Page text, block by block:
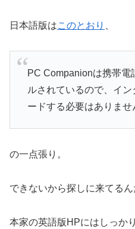
日本語版はこのとおり
PC Companionは携帯電
ルされているので、イ
ードする必要はありませ
の一点張り。
できないから探しに来てるん
本家の英語版HPにはしっか